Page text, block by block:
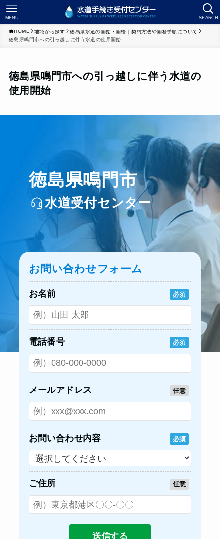
SEARCH
MENU
HOME 地域から探す
徳島県水道の開始・開栓｜契約方法や開栓手順について
徳島県鳴門市への引っ越しに伴う水道の使用開始
徳島県鳴門市への引っ越しに伴う水道の
使用開始
徳島県鳴門市
水道受付センター
お問い合わせフォーム
お名前 必須
電話番号 必須
メールアドレス 任意
お問い合わせ内容 必須
ご住所 任意